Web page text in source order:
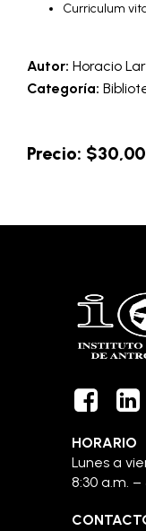
Curriculum
Autor: Horacio
Categoría:
Precio: $30,00
HORARIO
Lunes a
8:30 a.m. –